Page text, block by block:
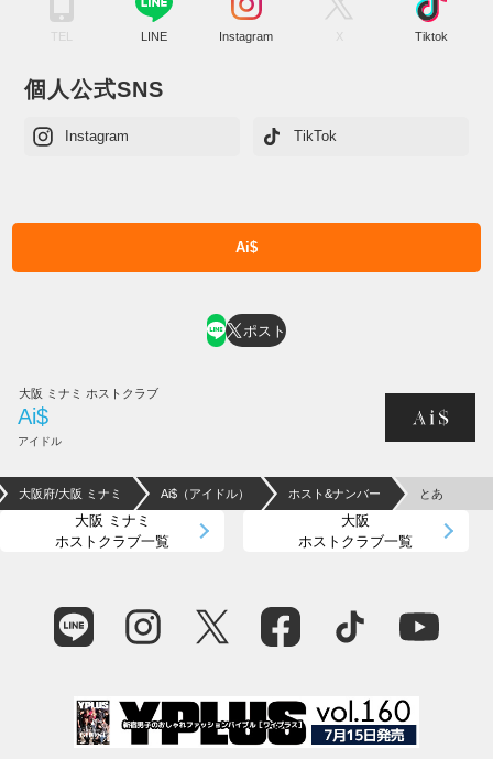
LINE Instagram X Tiktok
個人公式SNS
Instagram TikTok
Ai$
ポスト
大阪 ミナミ ホストクラブ
Ai$
アイドル
大阪府/大阪 ミナミ Ai$（アイドル） ホスト&ナンバー とあ
大阪 ミナミ
ホストクラブ一覧
大阪
ホストクラブ一覧